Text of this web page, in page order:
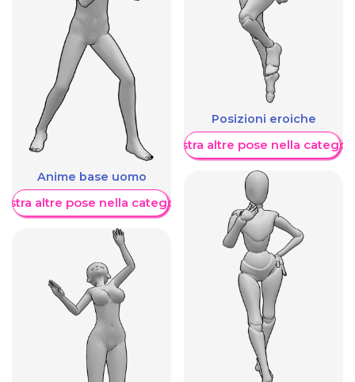
Anime base uomo
altre pose nella categoria
Posizioni eroiche
Mostra altre pose nella